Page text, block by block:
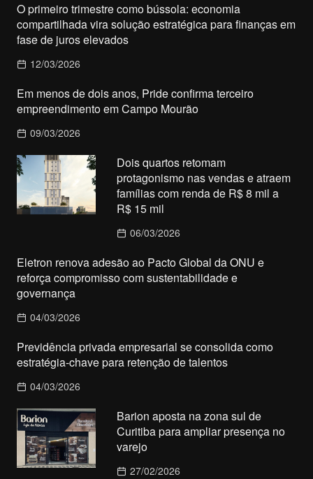
O primeiro trimestre como bússola: economia
compartilhada vira solução estratégica para finanças em
fase de juros elevados
12/03/2026
Em menos de dois anos, Pride confirma terceiro
empreendimento em Campo Mourão
09/03/2026
Dois quartos retomam
protagonismo nas vendas e atraem
famílias com renda de R$ 8 mil a
R$ 15 mil
06/03/2026
Eletron renova adesão ao Pacto Global da ONU e
reforça compromisso com sustentabilidade e
governança
04/03/2026
Previdência privada empresarial se consolida como
estratégia-chave para retenção de talentos
04/03/2026
Barion aposta na zona sul de
Curitiba para ampliar presença no
varejo
27/02/2026